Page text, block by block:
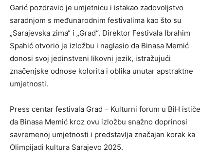
Garić pozdravio je umjetnicu i istakao zadovoljstvo
saradnjom s međunarodnim festivalima kao što su
„Sarajevska zima“ i „Grad“. Direktor Festivala Ibrahim
Spahić otvorio je izložbu i naglasio da Binasa Memić
donosi svoj jedinstveni likovni jezik, istražujući
značenjske odnose kolorita i oblika unutar apstraktne
umjetnosti.
Press centar festivala Grad – Kulturni forum u BiH ističe
da Binasa Memić kroz ovu izložbu snažno doprinosi
savremenoj umjetnosti i predstavlja značajan korak ka
Olimpijadi kultura Sarajevo 2025.